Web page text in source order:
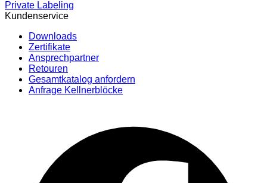
Private Labeling
Kundenservice
Downloads
Zertifikate
Ansprechpartner
Retouren
Gesamtkatalog anfordern
Anfrage Kellnerblöcke